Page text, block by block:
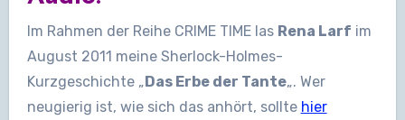
Im Rahmen der Reihe CRIME TIME las Rena Larf im
August 2011 meine Sherlock-Holmes-
Kurzgeschichte „ Das Erbe der Tante„. Wer
neugierig ist, wie sich das anhört, sollte hier